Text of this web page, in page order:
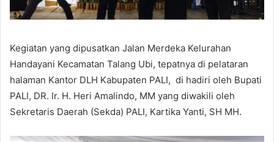
Kegiatan yang dipusatkan Jalan Merdeka Kelurahan
Handayani Kecamatan Talang Ubi, tepatnya di pelataran
halaman Kantor DLH Kabupaten PALI, di hadiri oleh Bupati
PALI, DR. Ir. H. Heri Amalindo, MM yang diwakili oleh
Sekretaris Daerah (Sekda) PALI, Kartika Yanti, SH MH.